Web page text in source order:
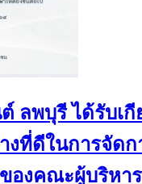
ลพบุรี ได้รับเ
งที่ดีในการจัด
องคณะผู้บริหา